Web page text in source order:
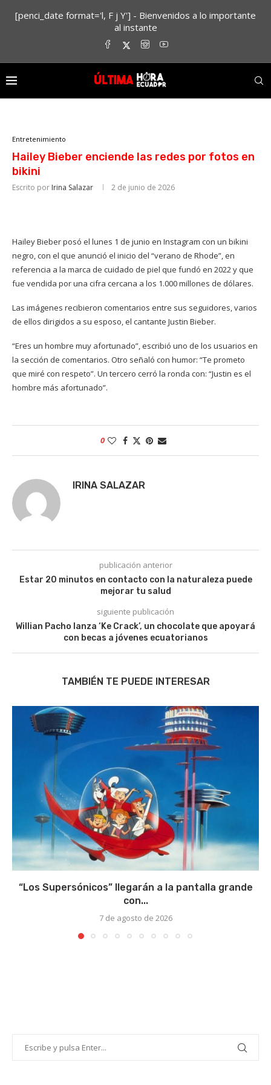
[penci_date format='l, F j Y'] - Bienvenidos a lo importante
al instante
Entretenimiento
Hailey Bieber enciende las redes por fotos en
bikini
Escrito por Irina Salazar 2 de junio de 2026
Hailey Bieber posó el lunes 1 de junio en Instagram con un bikini
negro, con el que anunció el inicio del “verano de Rhode”, en
referencia a la marca de cuidado de piel que fundó en 2022 y que
fue vendida por una cifra cercana a los 1.000 millones de dólares.
Las imágenes recibieron comentarios entre sus seguidores, varios
de ellos dirigidos a su esposo, el cantante Justin Bieber.
“Eres un hombre muy afortunado”, escribió uno de los usuarios en
la sección de comentarios. Otro señaló con humor: “Te prometo
que miré con respeto”. Un tercero cerró la ronda con: “Justin es el
hombre más afortunado”.
0
IRINA SALAZAR
publicación anterior
Estar 20 minutos en contacto con la naturaleza puede
mejorar tu salud
siguiente publicación
Willian Pacho lanza ‘Ke Crack’, un chocolate que apoyará
con becas a jóvenes ecuatorianos
TAMBIÉN TE PUEDE INTERESAR
“Los Supersónicos” llegarán a la pantalla grande
con...
7 de agosto de 2026